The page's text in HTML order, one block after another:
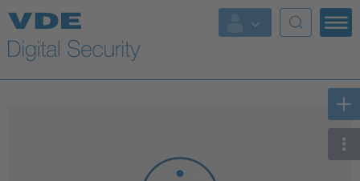
Top Themen
Fokusthemen
AI & Digital Trust